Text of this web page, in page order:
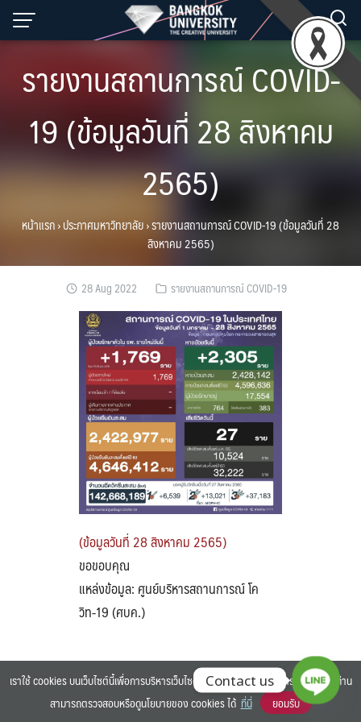
Skip
Search
รายงานสถานการณ์ COVID-
19 (ข้อมูลวันที่ 28 สิงหาคม
2565)
หน้าแรก›ประกาศมหาวิทยาลัย›รายงานสถานการณ์ COVID-19 (ข้อมูลวันที่ 28
สิงหาคม 2565)
28 Aug 2022 รายงานสถานการณ์ COVID-19
(ข้อมูลวันที่ 28 สิงหาคม 2565)
ขอขอบคุณ
แหล่งข้อมูล: ศูนย์บริหารสถานการณ์ โค
วิท-19 (ศบค.)
©2025 BANGKOK UNIVERSITY. ALL RIGHTS RESERVED.
เราใช้ cookies บนเว็บไซต์นี้เพื่อการบริหารเว็บไซต์ และเพิ่มประสิทธิภาพการใช้งานของท่าน
สามารถตรวจสอบหรือดูนโยบายของ cookies ได้ ที่นี่ ยอมรับ
Contact us